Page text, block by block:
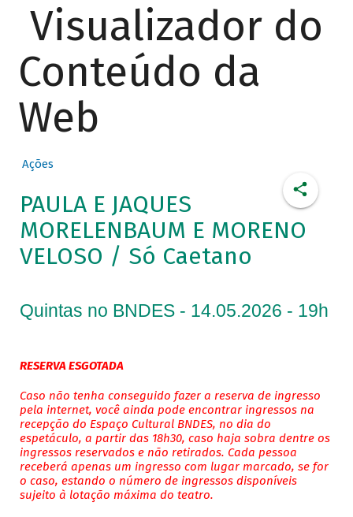
Visualizador do
Conteúdo da
Web
Ações
PAULA E JAQUES
MORELENBAUM E MORENO
VELOSO / Só Caetano
Quintas no BNDES - 14.05.2026 - 19h
RESERVA ESGOTADA
Caso não tenha conseguido fazer a reserva de ingresso
pela internet, você ainda pode encontrar ingressos na
recepção do Espaço Cultural BNDES, no dia do
espetáculo, a partir das 18h30, caso haja sobra dentre os
ingressos reservados e não retirados. Cada pessoa
receberá apenas um ingresso com lugar marcado, se for
o caso, estando o número de ingressos disponíveis
sujeito à lotação máxima do teatro.